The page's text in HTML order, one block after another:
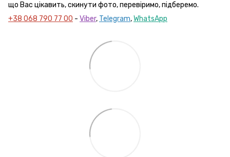
що Вас цікавить, скинути фото, перевіримо, підберемо.
+38 068 790 77 00 - Viber, Telegram,WhatsApp